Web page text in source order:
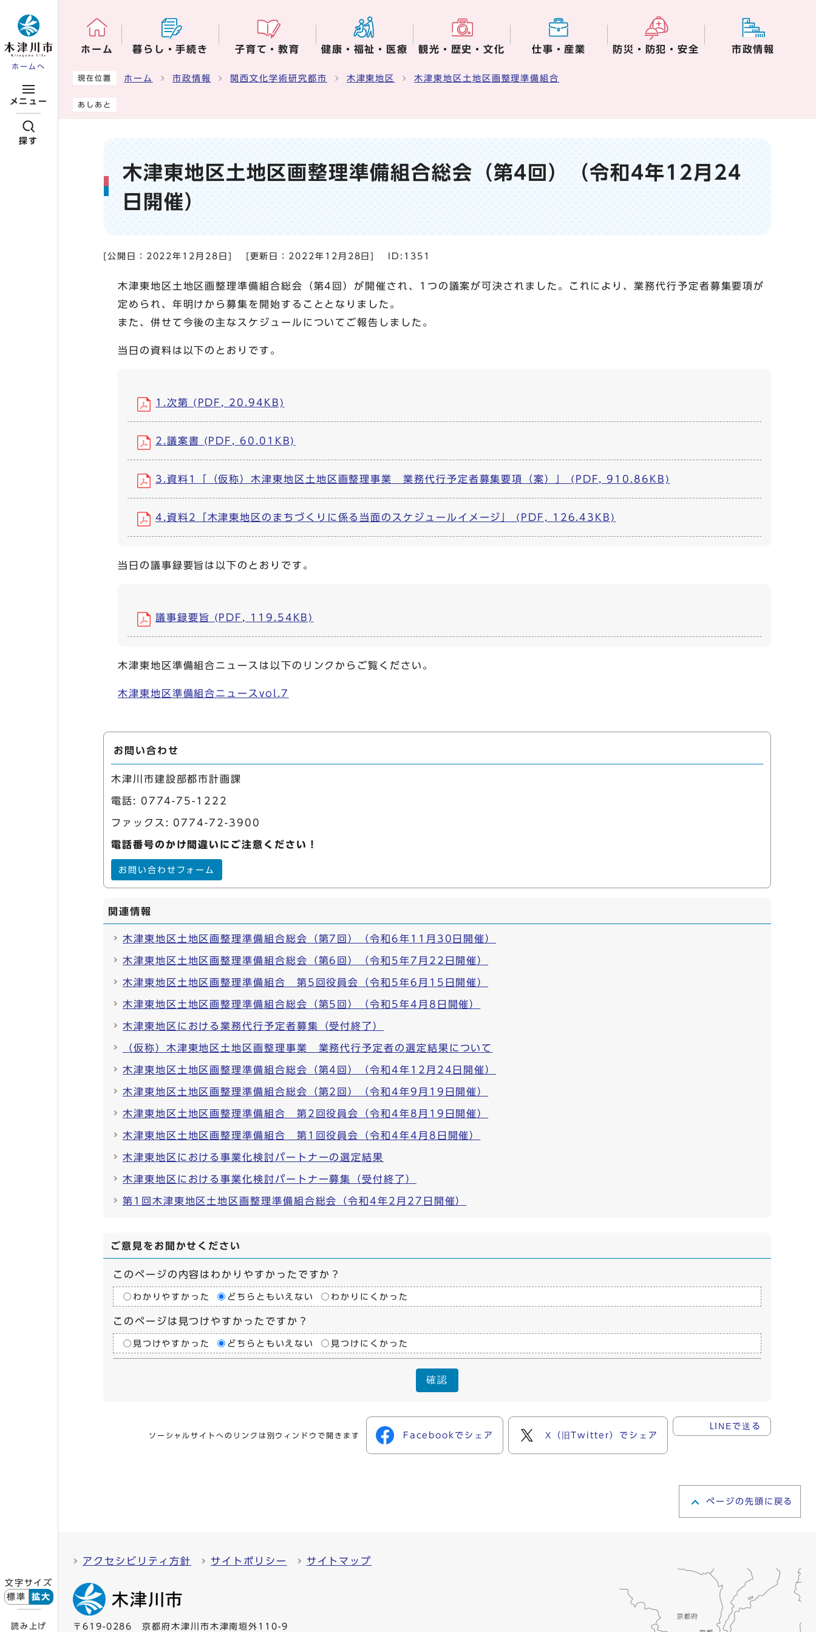
ホームへ
メニュー
探す
文字サイズ
標準
拡大
読み上げ
ホーム 暮らし・手続き 子育て・教育 健康・福祉・医療 観光・歴史・文化 仕事・産業 防災・防犯・安全 市政情報
ここから本文です
現在位置 ホーム 市政情報 関西文化学術研究都市 木津東地区 木津東地区土地区画整理準備組合
あしあと
木津東地区土地区画整理準備組合総会（第4回）（令和4年12月24
日開催）
[公開日： 2022年12月28日 [更新日： 2022年12月28日 ID:1351
木津東地区土地区画整理準備組合総会（第4回）が開催され、1つの議案が可決されました。これにより、業務代行予定者募集要項が
定められ、年明けから募集を開始することとなりました。
また、併せて今後の主なスケジュールについてご報告しました。
当日の資料は以下のとおりです。
1.次第 (PDF, 20.94KB)
2.議案書 (PDF, 60.01KB)
3.資料1「（仮称）木津東地区土地区画整理事業 業務代行予定者募集要項（案）」 (PDF, 910.86KB)
4.資料2「木津東地区のまちづくりに係る当面のスケジュールイメージ」 (PDF, 126.43KB)
当日の議事録要旨は以下のとおりです。
議事録要旨 (PDF, 119.54KB)
木津東地区準備組合ニュースは以下のリンクからご覧ください。
木津東地区準備組合ニュースvol.7
お問い合わせ
木津川市建設部都市計画課
電話: 0774-75-1222
ファックス: 0774-72-3900
電話番号のかけ間違いにご注意ください！
お問い合わせフォーム
関連情報
木津東地区土地区画整理準備組合総会（第7回）（令和6年11月30日開催）
木津東地区土地区画整理準備組合総会（第6回）（令和5年7月22日開催）
木津東地区土地区画整理準備組合 第5回役員会（令和5年6月15日開催）
木津東地区土地区画整理準備組合総会（第5回）（令和5年4月8日開催）
木津東地区における業務代行予定者募集（受付終了）
（仮称）木津東地区土地区画整理事業 業務代行予定者の選定結果について
木津東地区土地区画整理準備組合総会（第4回）（令和4年12月24日開催）
木津東地区土地区画整理準備組合総会（第2回）（令和4年9月19日開催）
木津東地区土地区画整理準備組合 第2回役員会（令和4年8月19日開催）
木津東地区土地区画整理準備組合 第1回役員会（令和4年4月8日開催）
木津東地区における事業化検討パートナーの選定結果
木津東地区における事業化検討パートナー募集（受付終了）
第1回木津東地区土地区画整理準備組合総会（令和4年2月27日開催）
ご意見をお聞かせください
このページの内容はわかりやすかったですか？
わかりやすかった どちらともいえない わかりにくかった
このページは見つけやすかったですか？
見つけやすかった どちらともいえない 見つけにくかった
確認
ソーシャルサイトへのリンクは別ウィンドウで開きます Facebookでシェア X（旧Twitter）でシェア LINEで送る
ページの先頭に戻る
アクセシビリティ方針 サイトポリシー サイトマップ
〒619-0286 京都府木津川市木津南垣外110-9